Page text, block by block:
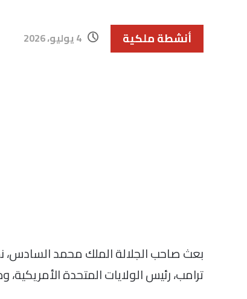
أنشطة ملكية 4 يوليو، 2026
بعث صاحب الجلالة الملك محمد السادس،
ترامب، رئيس الولايات المتحدة